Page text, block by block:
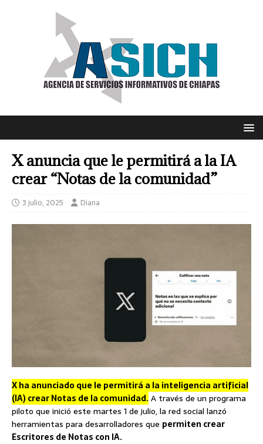
X anuncia que le permitirá a la IA
crear “Notas de la comunidad”
3 julio, 2025 Diana
X ha anunciado que le permitirá a la inteligencia artificial
(IA) crear Notas de la comunidad.A través de un programa
piloto que inició este martes 1 de julio, la red social lanzó
herramientas para desarrolladores que permiten crear
Escritores de Notas con IA.